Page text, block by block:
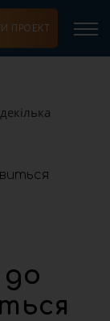
ПРОЕКТ